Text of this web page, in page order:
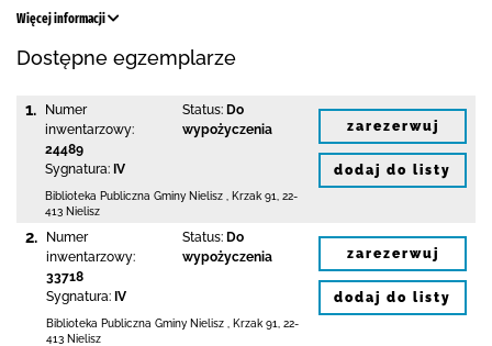
Więcej informacji
Dostępne egzemplarze
1.
Numer
inwentarzowy:
24489
Sygnatura: IV
Status: Do
wypożyczenia
Biblioteka Publiczna Gminy Nielisz Krzak 91
22-
413 Nielisz
zarezerwuj
dodaj do listy
2.
Numer
inwentarzowy:
33718
Sygnatura: IV
Status: Do
wypożyczenia
Biblioteka Publiczna Gminy Nielisz Krzak 91
22-
413 Nielisz
zarezerwuj
dodaj do listy